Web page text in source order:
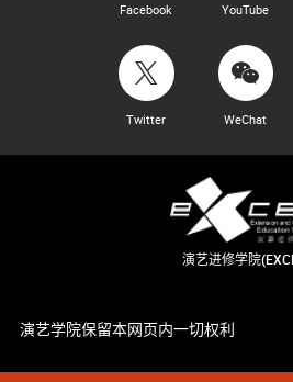
Facebook YouTube
Twitter WeChat
演艺进修学院
演艺学院保留本网页内一切权利